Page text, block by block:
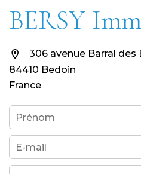
BERSY
306 avenue Barral des
84410 Bedoin
France